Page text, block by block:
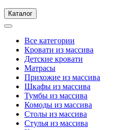
Каталог
Все категории
Кровати из массива
Детские кровати
Матрасы
Прихожие из массива
Шкафы из массива
Тумбы из массива
Комоды из массива
Столы из массива
Стулья из массива